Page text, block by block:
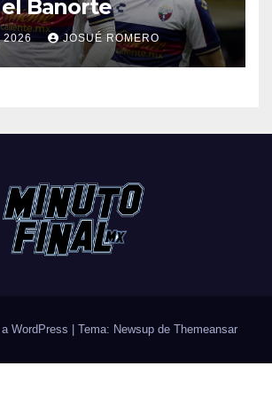
Banorte
2026 JOSUÉ ROMERO
WordPress Tema: Newsup de Themeansar